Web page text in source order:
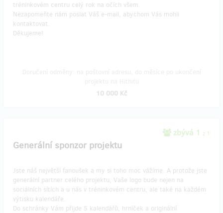
tréninkovém centru celý rok na očích všem.
Nezapomeňte nám poslat Váš e-mail, abychom Vás mohli
kontaktovat.
Děkujeme!
10 000 Kč
zbývá 1 z 1
Generální sponzor projektu
Jste náš největší fanoušek a my si toho moc vážíme. A protože jste
generální partner celého projektu, Vaše logo bude nejen na
sociálních sítích a u nás v tréninkovém centru, ale také na každém
výtisku kalendáře.
Do schránky Vám přijde 5 kalendářů, hrníček a originální